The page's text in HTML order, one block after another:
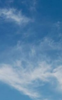
مجلس
العلاقات
البلدين تشهد نموا متسارعا